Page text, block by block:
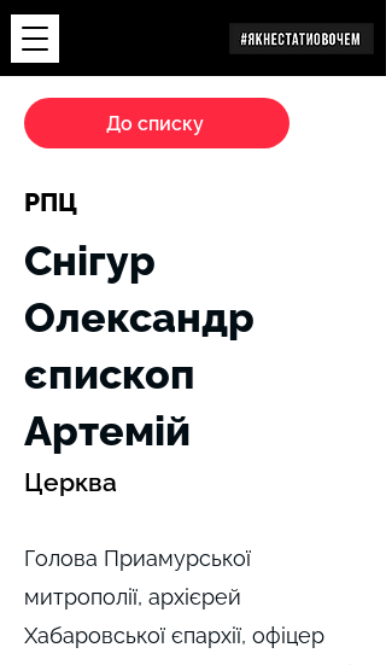
До списку
РПЦ
Церква
Снігур
Олександр
єпископ
Артемій
Голова Приамурської
митрополії, архієрей
Хабаровської єпархії, офіцер